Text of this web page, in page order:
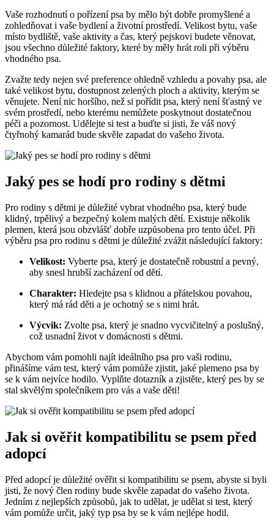
Vaše rozhodnutí o pořízení psa by mělo být dobře promyšlené a
zohledňovat i vaše bydlení a životní prostředí. Velikost bytu, vaše
místo bydliště, vaše aktivity a čas, který pejskovi budete věnovat,
jsou všechno důležité faktory, které by měly hrát roli při výběru
vhodného psa.
Zvažte tedy nejen své preference ohledně vzhledu a povahy psa, ale
také velikost bytu, dostupnost zelených ploch a aktivity, kterým se
věnujete. Není nic horšího, než si pořídit psa, který není šťastný ve
svém prostředí, nebo kterému nemůžete poskytnout dostatečnou
péči a pozornost. Udělejte si test a buďte si jisti, že váš nový
čtyřnohý kamarád bude skvěle zapadat do vašeho života.
Jaký pes se hodí pro rodiny s dětmi
Pro rodiny s dětmi je důležité vybrat vhodného psa, který bude
klidný, trpělivý a bezpečný kolem malých dětí. Existuje několik
plemen, která jsou obzvlášť dobře uzpůsobena pro tento účel. Při
výběru psa pro rodinu s dětmi je důležité zvážit následující faktory:
Velikost: Vyberte psa, který je dostatečně robustní a pevný,
aby snesl hrubší zacházení od dětí.
Charakter: Hledejte psa s klidnou a přátelskou povahou,
který má rád děti a je ochotný se s nimi hrát.
Výcvik: Zvolte psa, který je snadno vycvičitelný a poslušný,
což usnadní život v domácnosti s dětmi.
Abychom vám pomohli najít ideálního psa pro vaši rodinu,
přinášíme vám test, který vám pomůže zjistit, jaké plemeno psa by
se k vám nejvíce hodilo. Vyplňte dotazník a zjistěte, který pes by se
stal skvělým společníkem pro vás a vaše děti!
Jak si ověřit kompatibilitu se psem před
adopcí
Před adopcí je důležité ověřit si kompatibilitu se psem, abyste si byli
jisti, že nový člen rodiny bude skvěle zapadat do vašeho života.
Jedním z nejlepších způsobů, jak to udělat, je udělat si test, který
vám pomůže určit, jaký typ psa by se k vám nejlépe hodil.